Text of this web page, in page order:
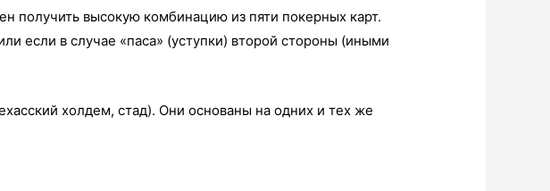
получить высокую комбинацию из пяти покерных карт.
если в случае «паса» (уступки) второй стороны (иными
холдем, стад). Они основаны на одних и тех же